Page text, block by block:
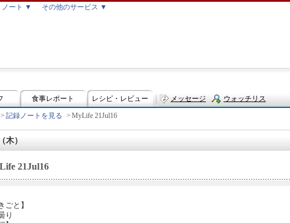
ノート ▼ その他のサービス ▼
食事レポート レシピ・レビュー メッセージ ウォッチリス
> 記録ノートを見る > MyLife 21Jul16
木）
21Jul16
ごと】
り